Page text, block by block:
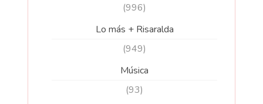
(996)
Lo más + Risaralda
(949)
Música
(93)